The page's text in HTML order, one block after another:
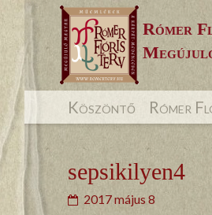
Skip
content
Rómer
Köszöntő Rómer
sepsikilyen4
2017 május 8